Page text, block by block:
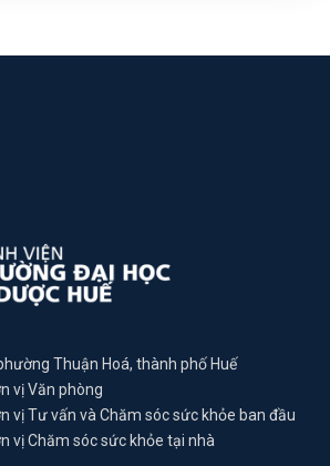
Thuận Hoá, thành phố Huế
vị Văn phòng
vị Tư vấn và Chăm sóc sức khỏe ban đầu
vị Chăm sóc sức khỏe tại nhà